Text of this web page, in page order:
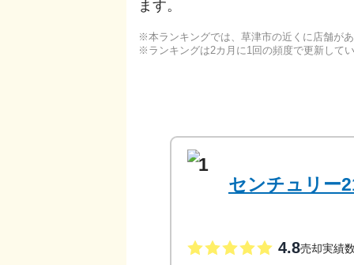
ます。
本ランキングでは、 草津市の近くに店舗が
ランキングは2カ月に1回の頻度で更新して
1
センチュリー
4.8売却実績